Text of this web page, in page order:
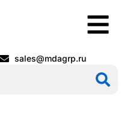
sales@mdagrp.ru